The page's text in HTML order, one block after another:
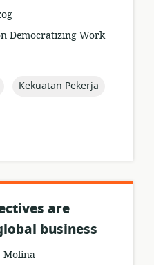
Democratizing Work
topic:
Kekuatan Pekerja
are
business
Molina